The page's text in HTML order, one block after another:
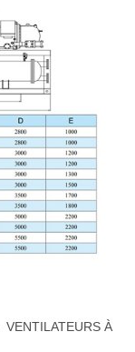
VENTILATEURS À